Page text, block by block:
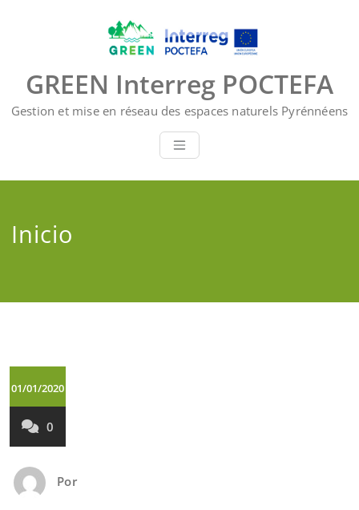
GREEN Interreg POCTEFA
Gestion et mise en réseau des espaces naturels Pyrénnéens
Inicio
01/01/2020
0
Por